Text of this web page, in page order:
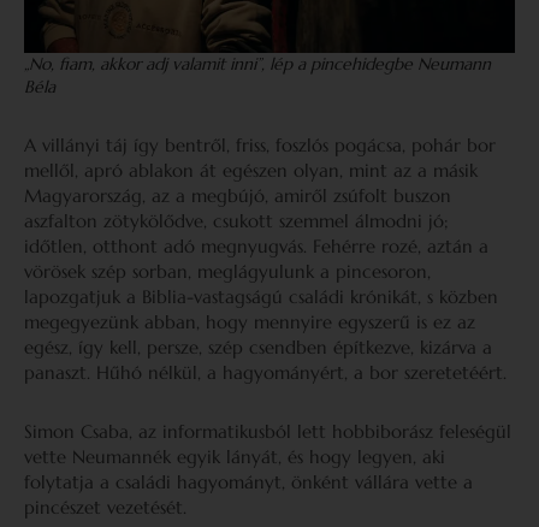
„No, fiam, akkor adj valamit inni”, lép a pincehidegbe Neumann
Béla
A villányi táj így bentről, friss, foszlós pogácsa, pohár bor
mellől, apró ablakon át egészen olyan, mint az a másik
Magyarország, az a megbújó, amiről zsúfolt buszon
aszfalton zötykölődve, csukott szemmel álmodni jó;
időtlen, otthont adó megnyugvás. Fehérre rozé, aztán a
vörösek szép sorban, meglágyulunk a pincesoron,
lapozgatjuk a Biblia-vastagságú családi krónikát, s közben
megegyezünk abban, hogy mennyire egyszerű is ez az
egész, így kell, persze, szép csendben építkezve, kizárva a
panaszt. Hűhó nélkül, a hagyományért, a bor szeretetéért.
Simon Csaba, az informatikusból lett hobbiborász feleségül
vette Neumannék egyik lányát, és hogy legyen, aki
folytatja a családi hagyományt, önként vállára vette a
pincészet vezetését.